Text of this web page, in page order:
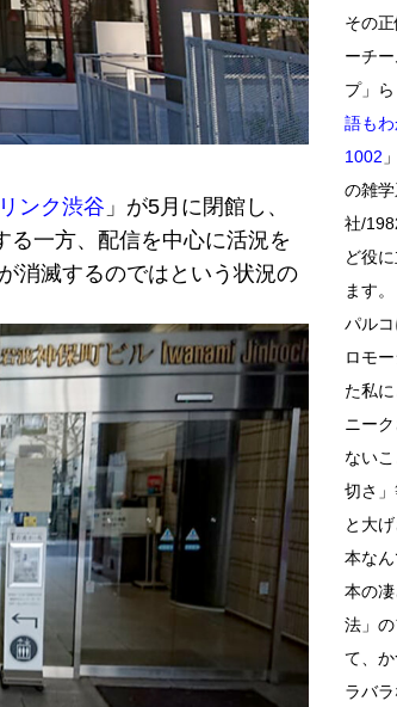
ンク渋谷 」が5月に閉館し、
る一方、配信を中心に活況を
消滅するのではという状況の
その
ーチ
プ」
語も
1002
の雑
社/
ど役
ます。
パル
ロモ
た私
ニー
ない
切さ
と大
本な
本の
法」
て、
ラバ